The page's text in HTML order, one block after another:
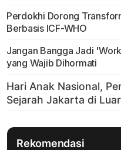
Perdokhi Dorong
Berbasis ICF-WHO
Jangan Bangga Jadi
yang Wajib Dihormati
Rekomendasi